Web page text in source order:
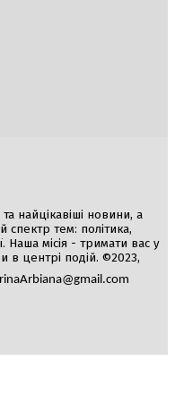
найцікавіші новини, а
спектр тем: політика,
Наша місія - тримати вас у
в центрі подій. ©2023,